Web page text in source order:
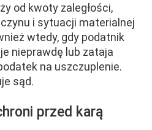
od kwoty zaległości,
i sytuacji materialnej
wtedy, gdy podatnik
nieprawdę lub zataja
na uszczuplenie.
sąd.
przed karą